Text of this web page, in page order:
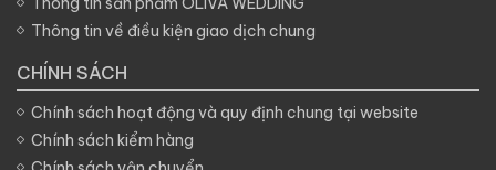
tạo sự gắn kết các thành
viên hơn thế nó còn tạo
dựng kỷ niệm gia đình.
Thông tin về điều kiện giao dịch chung
CHÍNH SÁCH
Chính sách hoạt động và quy định chung tại website
Chính sách kiểm hàng